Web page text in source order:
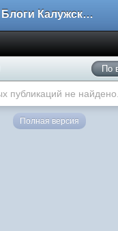
Блоги Калужского перекрестка
По
публикаций не найдено.
Полная версия